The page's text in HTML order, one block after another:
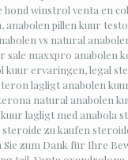
hond winstrol venta en
anabolen pillen kuur
vs natural
sale maxxpro anabolen
kuur ervaringen, legal
lagligt anabolen
natural anabolen
lagligt med anabola
zu kaufen
Sie zum Dank für Ihre